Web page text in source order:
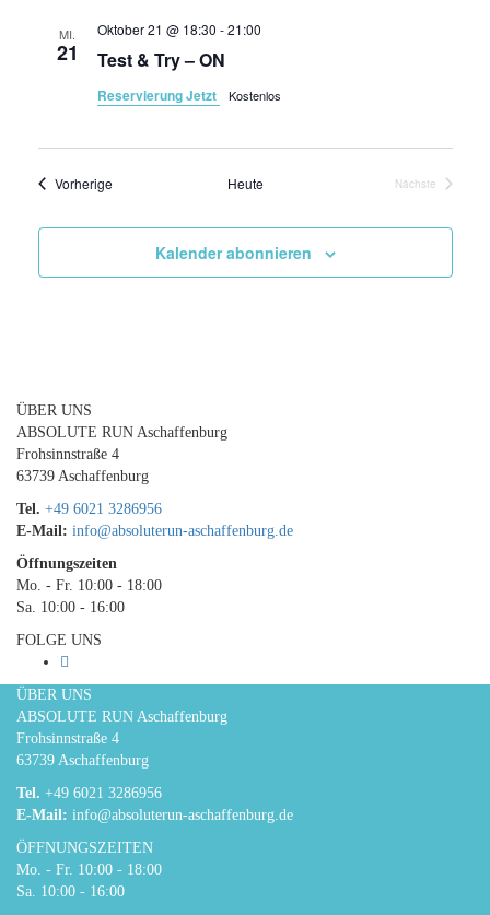
MI.
21 Test & Try – ON
Oktober 21 @ 18:30 -21:00
Reservierung Jetzt Kostenlos
VorherigeVeranstaltungen Heute
Nächste
Kalender abonnieren
ÜBER UNS
ABSOLUTE RUN Aschaffenburg
Frohsinnstraße 4
63739 Aschaffenburg
Tel. +49 6021 3286956
E-Mail: info@absoluterun-aschaffenburg.de
Öffnungszeiten
Mo. - Fr. 10:00 - 18:00
Sa. 10:00 - 16:00
FOLGE UNS
ÜBER UNS
ABSOLUTE RUN Aschaffenburg
Frohsinnstraße 4
63739 Aschaffenburg
Tel. +49 6021 3286956
E-Mail: info@absoluterun-aschaffenburg.de
ÖFFNUNGSZEITEN
Mo. - Fr. 10:00 - 18:00
Sa. 10:00 - 16:00